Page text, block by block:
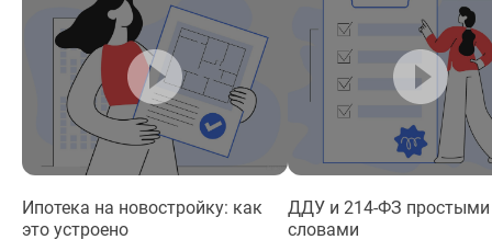
Ипотека на новостройку: как
это устроено
ДДУ и 214-ФЗ простыми
словами